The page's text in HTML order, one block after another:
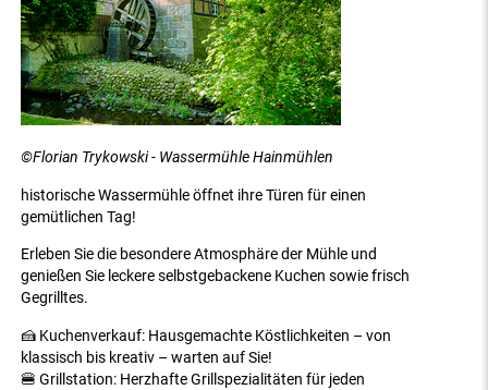
©Florian Trykowski - Wassermühle Hainmühlen
historische Wassermühle öffnet ihre Türen für einen
gemütlichen Tag!
Erleben Sie die besondere Atmosphäre der Mühle und
genießen Sie leckere selbstgebackene Kuchen sowie frisch
Gegrilltes.
🍰 Kuchenverkauf: Hausgemachte Köstlichkeiten – von
klassisch bis kreativ – warten auf Sie!
🍔 Grillstation: Herzhafte Grillspezialitäten für jeden